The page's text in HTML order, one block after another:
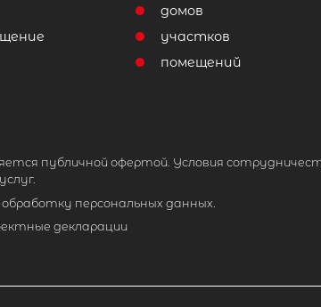
домов
участков
помещений
публичной офертой. Условия
обработку персональных данных.
декларации